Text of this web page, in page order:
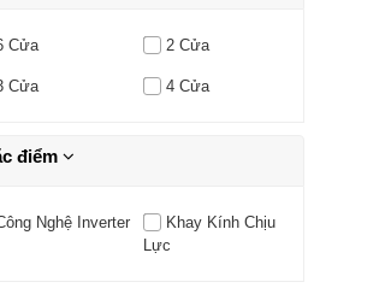
Cửa 2 Cửa
Cửa 4 Cửa
điểm
Nghệ Inverter
Khay Kính Chịu
Lực